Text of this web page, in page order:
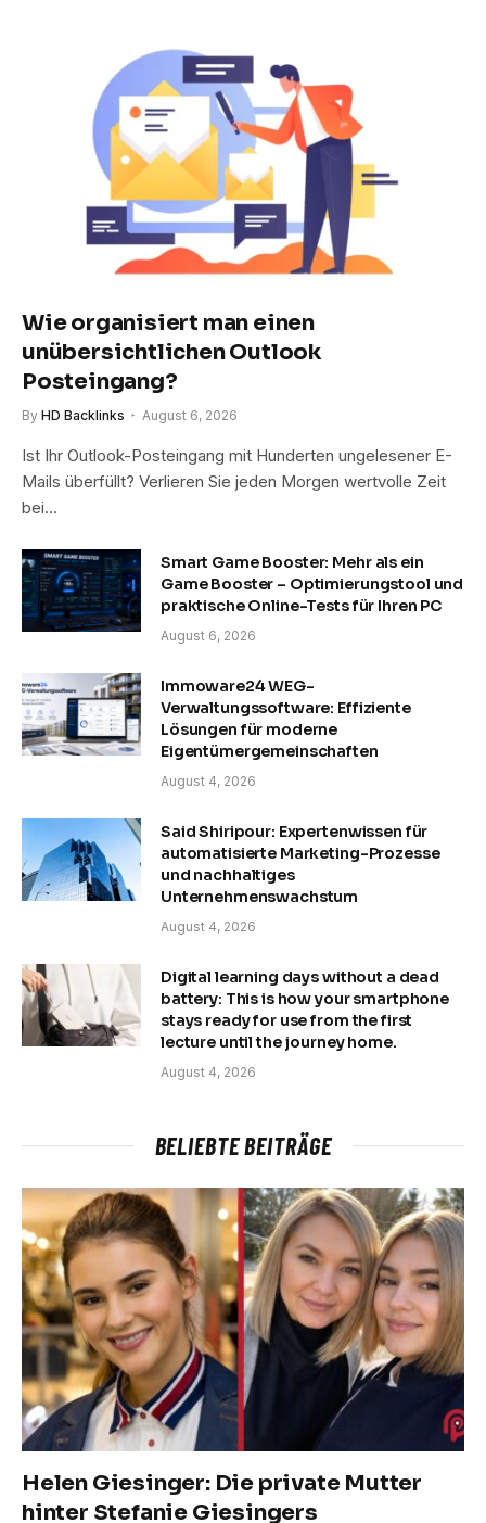
Wie organisiert man einen
unübersichtlichen Outlook
Posteingang?
By HD Backlinks August 6, 2026
Ist Ihr Outlook-Posteingang mit Hunderten ungelesener E-
Mails überfüllt? Verlieren Sie jeden Morgen wertvolle Zeit
bei…
Smart Game Booster: Mehr als ein
Game Booster – Optimierungstool und
praktische Online-Tests für Ihren PC
August 6, 2026
Immoware24 WEG-
Verwaltungssoftware: Effiziente
Lösungen für moderne
Eigentümergemeinschaften
August 4, 2026
Said Shiripour: Expertenwissen für
automatisierte Marketing-Prozesse
und nachhaltiges
Unternehmenswachstum
August 4, 2026
Digital learning days without a dead
battery: This is how your smartphone
stays ready for use from the first
lecture until the journey home.
August 4, 2026
BELIEBTE BEITRÄGE
Helen Giesinger: Die private Mutter
hinter Stefanie Giesingers